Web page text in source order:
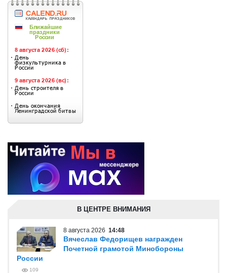
В ЦЕНТРЕ ВНИМАНИЯ
8 августа 2026 14:48
Вячеслав Федорищев награжден
Почетной грамотой Минобороны
России
109